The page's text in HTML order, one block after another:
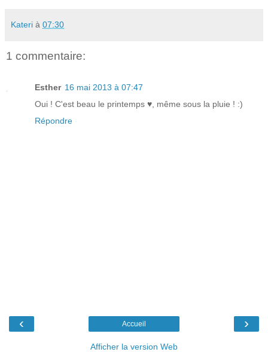
Kateri à 07:30
1 commentaire:
Esther 16 mai 2013 à 07:47
Oui ! C'est beau le printemps ♥, même sous la pluie ! :)
Répondre
‹ ›
Accueil
Afficher la version Web